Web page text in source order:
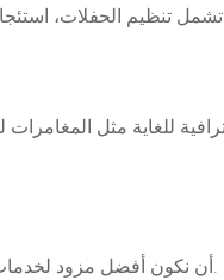
للغاية مثل
أن نكون أفضل مزود لخدمات الأنشطة البحرية والمائية في دبي والإمارات العربية المتحدة ونقدم السعادة لجميع الأشخاص الذين يزورون بلدنا الجميل.